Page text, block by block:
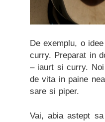
De exemplu, o
curry. Preparat in
– iaurt si curry.
de vita in paine
sare si piper.
Vai, abia astept